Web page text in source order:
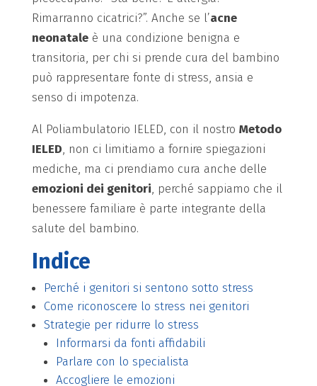
Rimarranno cicatrici?”. Anche se l’acne
neonataleè una condizione benigna e
transitoria, per chi si prende cura del bambino
può rappresentare fonte di stress, ansia e
senso di impotenza.
Al Poliambulatorio IELED, con il nostro Metodo
IELED, non ci limitiamo a fornire spiegazioni
mediche, ma ci prendiamo cura anche delle
emozioni dei genitori, perché sappiamo che il
benessere familiare è parte integrante della
salute del bambino.
Indice
Perché i genitori si sentono sotto stress
Come riconoscere lo stress nei genitori
Strategie per ridurre lo stress
Informarsi da fonti affidabili
Parlare con lo specialista
Accogliere le emozioni